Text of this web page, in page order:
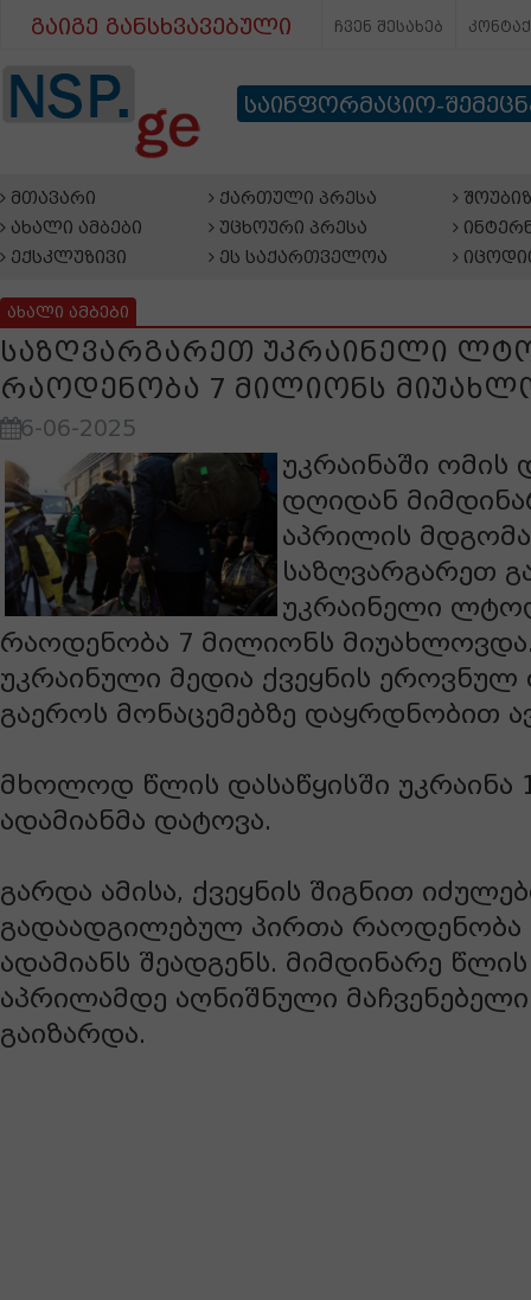
გაიგე განსხვავებული ჩვენ შესახებ
საინფორმაციო-
მთავარი
ახალი ამბები
ექსკლუზივი
ქართული პრესა
უცხოური პრესა
ეს საქართველოა
ახალი ამბები
საზღვარგარეთ უკრაინელი
რაოდენობა 7 მილიონს
6-06-2025
უკრაინაში ომის
დღიდან
აპრილის
საზღვარგარეთ
უკრაინელი
რაოდენობა 7 მილიონს
უკრაინული მედია ქვეყნის ეროვნულ
გაეროს მონაცემებზე დაყრდნობით
მხოლოდ წლის დასაწყისში უკრაინა
ადამიანმა დატოვა.
გარდა ამისა, ქვეყნის შიგნით
გადაადგილებულ პირთა რაოდენობა
ადამიანს შეადგენს. მიმდინარე
აპრილამდე აღნიშნული
გაიზარდა.